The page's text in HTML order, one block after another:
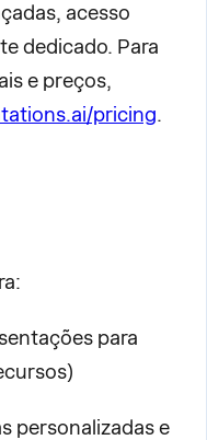
acesso
dedicado. Para
e preços,
pricing.
para
personalizadas e